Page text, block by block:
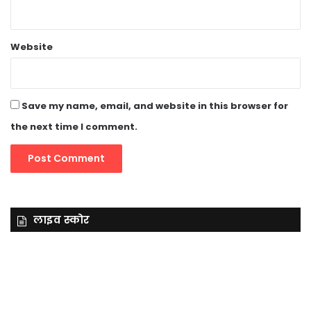
Website
Save my name, email, and website in this browser for
the next time I comment.
लाइव स्कोर